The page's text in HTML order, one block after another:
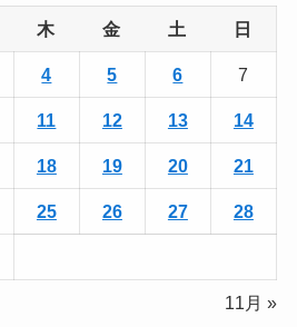
木 金 土 日
4 5 6 7
11 12 13 14
18 19 20 21
25 26 27 28
11月 »